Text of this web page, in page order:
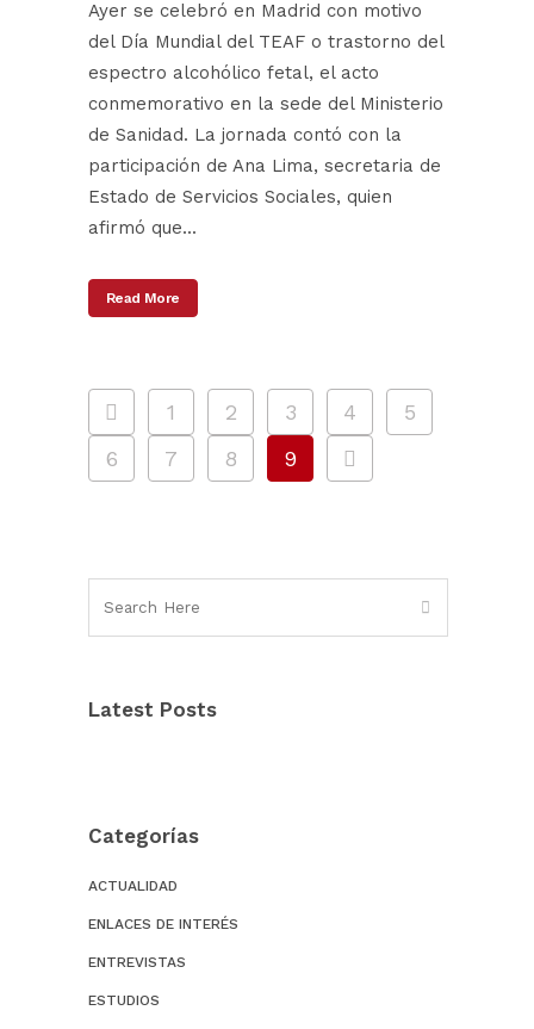
Ayer se celebró en Madrid con motivo
del Día Mundial del TEAF o trastorno del
espectro alcohólico fetal, el acto
conmemorativo en la sede del Ministerio
de Sanidad. La jornada contó con la
participación de Ana Lima, secretaria de
Estado de Servicios Sociales, quien
afirmó que...
Read More
1 2 3 4
5
6
7 8 9
Latest Posts
Categorías
ACTUALIDAD
ENLACES DE INTERÉS
ENTREVISTAS
ESTUDIOS